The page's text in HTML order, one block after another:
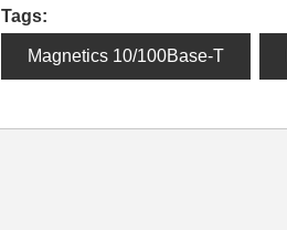
Tags:
Magnetics 10/100Base-T